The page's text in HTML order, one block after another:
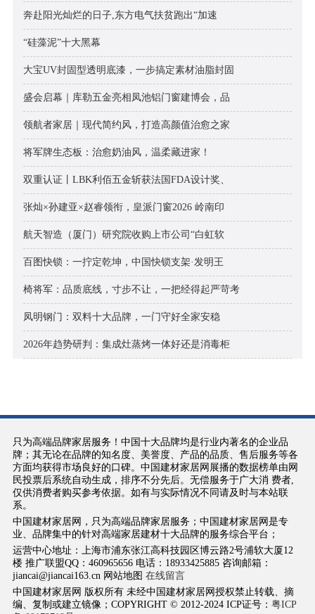
奔赴阳光灿烂的日子,东方电气扶贫跑出“加速
“硅藻泥”十大黑幕
大宝UV封固型透明底漆，一步搞定素材油脂封固
盛会启幕｜库勒五金亮相凤池铝门窗建博会，品
领航者家居｜现代简约风，打造高颜值治愈之家
将军牌生态板：治愈奶油风，温柔藏进家！
双重认证丨LBK利佰五金斩获法国FDA设计奖、
张灿×孙建亚×赵睿领衔，皇派门窗2026 岭南印
航天智造（厦门）研究院收购上市公司“白虹软
百图快锁：一拧定乾坤，中国快锁支架·发明王
椅将军：品质底线，寸步不让，一把经得起严苛考
凤明钢门：双料十大品牌，一门守好全家安稳
2026年趋势研判：集成灶蒸烤一体好还是消毒柜
只为高端品牌家居服务！中国十大品牌均是行业内著名的企业品
牌；其无论在品牌的知名度、美誉度、产品的品质、售后服务等各
方面均获得市场良好的口碑。中国建材家居网展播的数据榜单由网
民投票后系统自动生成，排序不分先后。无偿服务于广大消 费者,
仅供消费者购买参考依据。如有与实际情况不同请及时与本站联
系。
中国建材家居网，只为高端品牌家居服务；中国建材家居网是专
业、品牌集中的针对高端家居建材十大品牌的服务综合平台；
运营中心地址：上海市浦东张江高科技园区博云路2号浦软大厦12
楼 推广联盟QQ：460965656 电话：18933425885 咨询邮箱：
jiancai@jiancai163.cn 网站地图 在线留言
中国建材家居网 版权所有 未经中国建材家居网授权禁止转载、摘
编、复制或建立镜像；COPYRIGHT © 2012-2024 ICP证号： 粤ICP